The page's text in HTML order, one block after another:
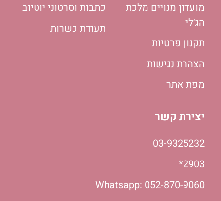
מועדון מנויים מלכת
הג׳לי
תקנון פרטיות
הצהרת נגישות
מפת אתר
כתבות וסרטוני יוטיוב
תעודת כשרות
יצירת קשר
03-9325232
2903*
Whatsapp: 052-870-9060